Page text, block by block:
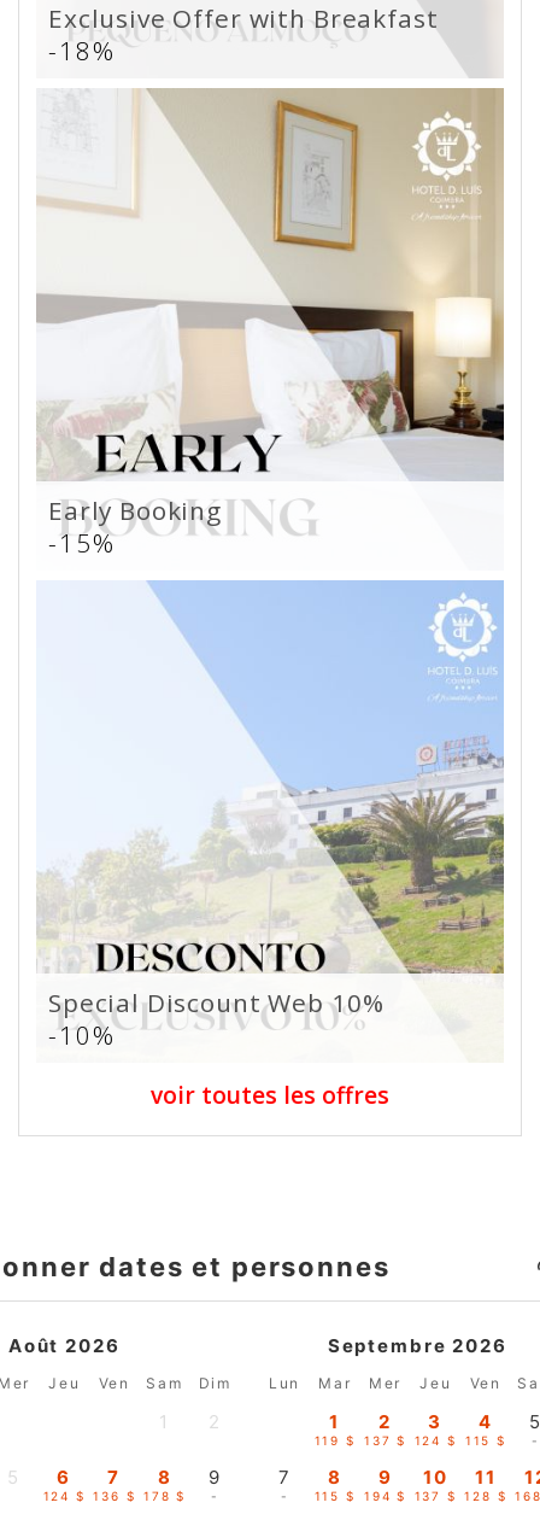
Exclusive Offer with Breakfast
-18%
Early Booking
-15%
Special Discount Web 10%
-10%
voir toutes les offres
dates et personnes
Août 2026
Jeu Ven Sam Dim
1 2
5 6
124 $
7
136 $
8
178 $
9
-
Septembre 2026
Lun Mar Mer Jeu Ven
1
119 $
2
137 $
3
124 $
4
115 $ -
7
-
8
115 $
9
194 $
10
137 $
11
128 $